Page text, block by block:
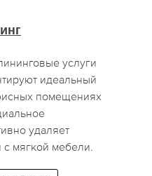
услуги
идеальный
помещениях
удаляет
мягкой мебели.